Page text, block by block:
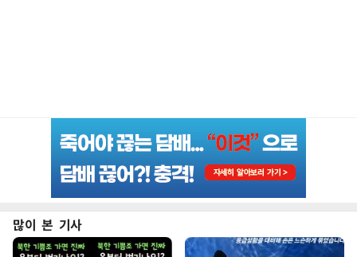
많이 본 기사